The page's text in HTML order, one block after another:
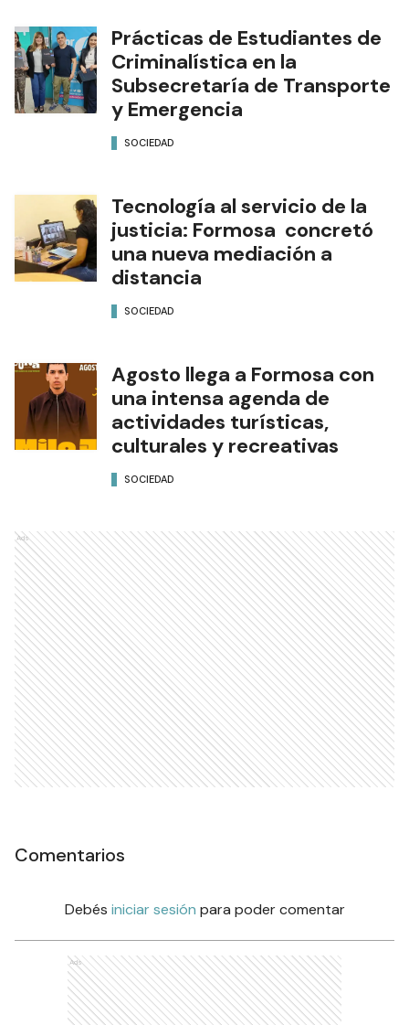
Prácticas de Estudiantes de
Criminalística en la
Subsecretaría de Transporte
y Emergencia
SOCIEDAD
Tecnología al servicio de la
justicia: Formosa concretó
una nueva mediación a
distancia
SOCIEDAD
Agosto llega a Formosa con
una intensa agenda de
actividades turísticas,
culturales y recreativas
SOCIEDAD
Ads
Comentarios
Debés iniciar sesión para poder comentar
Ads